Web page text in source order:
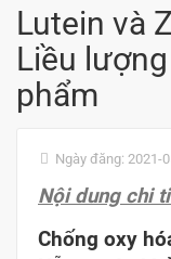
Lutein và
Liều
phẩm
Ngày đăng: 2021-
Nội dung chi
Chống oxy